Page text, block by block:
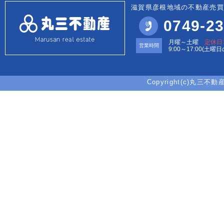
滋賀県彦根地域の不動産売
0749-
営業時間 月曜～土曜 定休
9:00～17:00(土曜日
Copyright(c)丸三不動